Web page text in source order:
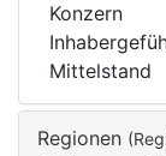
Konzern
Mittelstand
Regionen